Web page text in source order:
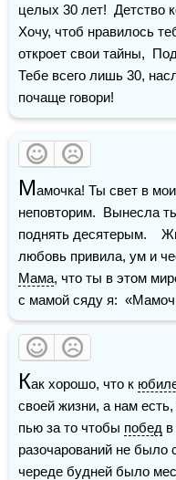
целых 30 лет!  Детство
Хочу, чтоб нравилось
откроет свои тайны,
Тебе всего лишь 30,
почаще говори!
Мамочка! Ты свет в
неповторим.  Вынесла
поднять десятерым.
Мама, что ты в этом
с мамой сяду я:
Как хорошо, что к
своей жизни, а нам
пью за то чтобы побед
разочарований не
череде будней было